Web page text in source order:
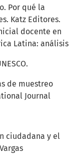
Por qué la
Katz Editores.
docente en
Latina: análisis
de muestreo
Journal
ciudadana y el